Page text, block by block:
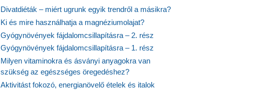
Divatdiéták – miért ugrunk egyik trendről a másikra?
Ki és mire használhatja a magnéziumolajat?
Gyógynövények fájdalomcsillapításra – 2. rész
Gyógynövények fájdalomcsillapításra – 1. rész
Milyen vitaminokra és ásványi anyagokra van
szükség az egészséges öregedéshez?
Aktivitást fokozó, energianövelő ételek és italok